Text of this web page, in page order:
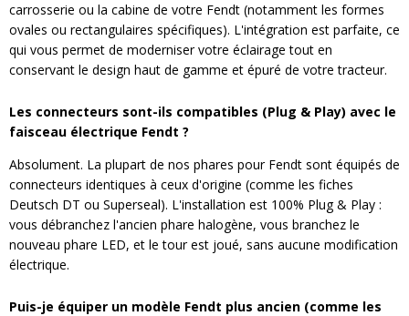
carrosserie ou la cabine de votre Fendt (notamment les formes
ovales ou rectangulaires spécifiques). L'intégration est parfaite, ce
qui vous permet de moderniser votre éclairage tout en
conservant le design haut de gamme et épuré de votre tracteur.
Les connecteurs sont-ils compatibles (Plug & Play) avec le
faisceau électrique Fendt ?
Absolument. La plupart de nos phares pour Fendt sont équipés de
connecteurs identiques à ceux d'origine (comme les fiches
Deutsch DT ou Superseal). L'installation est 100% Plug & Play :
vous débranchez l'ancien phare halogène, vous branchez le
nouveau phare LED, et le tour est joué, sans aucune modification
électrique.
Puis-je équiper un modèle Fendt plus ancien (comme les